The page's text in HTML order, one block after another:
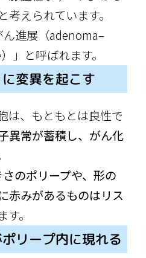
と考えられています。
ん進展（adenoma–
」と呼ばれます。
変異を起こす
は、もともとは良性で
異常が蓄積し、がん化
のポリープや、形の
赤みがあるものはリス
。
リープ内に現れる